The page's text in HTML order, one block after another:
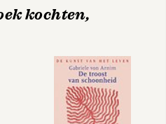
kochten,